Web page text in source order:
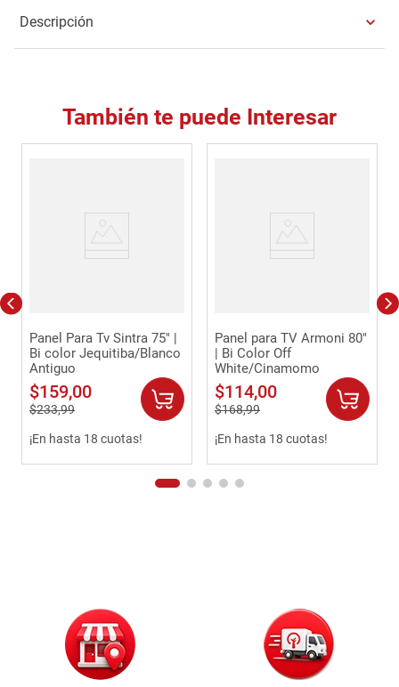
Descripción
También te puede Interesar
Panel Para Tv Sintra 75" |
Bi color Jequitiba/Blanco
Antiguo
$159,00
$233,99
¡En hasta 18 cuotas!
Panel para TV Armoni 80"
| Bi Color Off
White/Cinamomo
$114,00
$168,99
¡En hasta 18 cuotas!